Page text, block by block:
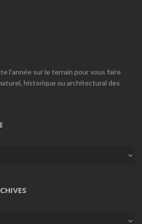
l'année sur le terrain pour vous faire
historique ou architectural des